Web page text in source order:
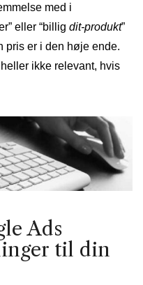
med i
eller “billig dit-produkt”
pris er i den høje ende.
ikke relevant, hvis
Ads
til din